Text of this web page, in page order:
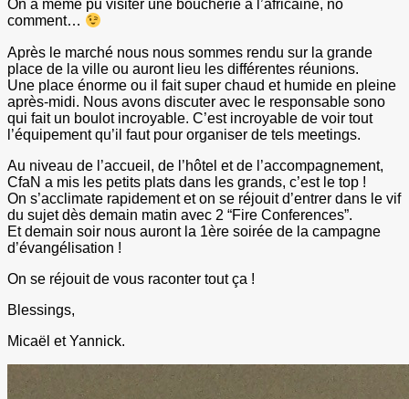
On a même pu visiter une boucherie à l’africaine, no
comment…
Après le marché nous nous sommes rendu sur la grande
place de la ville ou auront lieu les différentes réunions.
Une place énorme ou il fait super chaud et humide en pleine
après-midi. Nous avons discuter avec le responsable sono
qui fait un boulot incroyable. C’est incroyable de voir tout
l’équipement qu’il faut pour organiser de tels meetings.
Au niveau de l’accueil, de l’hôtel et de l’accompagnement,
CfaN a mis les petits plats dans les grands, c’est le top !
On s’acclimate rapidement et on se réjouit d’entrer dans le vif
du sujet dès demain matin avec 2 “Fire Conferences”.
Et demain soir nous auront la 1ère soirée de la campagne
d’évangélisation !
On se réjouit de vous raconter tout ça !
Blessings,
Micaël et Yannick.